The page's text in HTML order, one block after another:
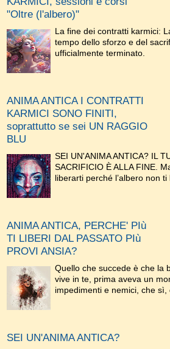
"Oltre (l'albero)"
La fine dei contratti karmici:
tempo dello sforzo e del
ufficialmente terminato.
ANIMA ANTICA I CONTRATTI
KARMICI SONO FINITI,
soprattutto se sei UN RAGGIO
BLU
SEI UN'ANIMA ANTICA? IL
SACRIFICIO È ALLA FINE.
liberarti perché l’albero non
ANIMA ANTICA, PERCHE' PIù
TI LIBERI DAL PASSATO PIù
PROVI ANSIA?
Quello che succede è che la
vive in te, prima aveva un
impedimenti e nemici, che
SEI UN'ANIMA ANTICA?